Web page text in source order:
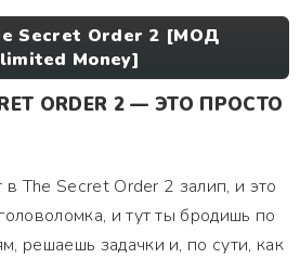
Secret Order 2 [МОД
Money]
ORDER 2 — ЭТО ПРОСТО
в The Secret Order 2 залип, и это
и тут ты бродишь по
решаешь задачки и, по сути, как